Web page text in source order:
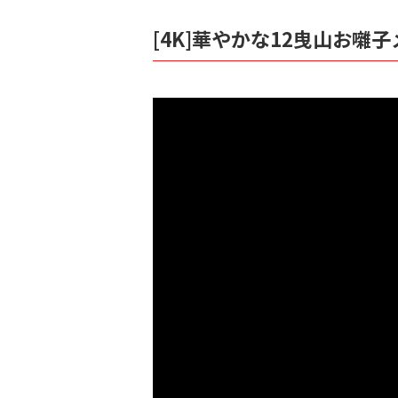
[4K]華やかな12曳山お囃